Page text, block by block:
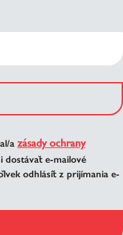
a zásady ochrany
dostávať e-mailové
odhlásiť z prijímania e-